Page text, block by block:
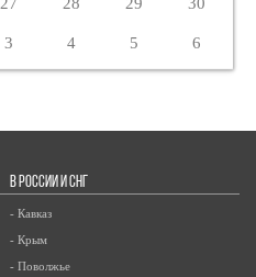
3 4 5 6
В РОССИИ И СНГ
- Кавказ
- Крым
- Поволжье